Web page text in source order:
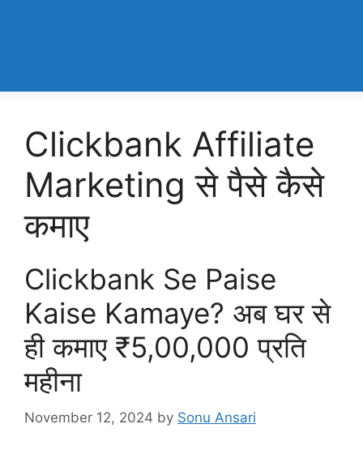
Clickbank Affiliate
Marketing से पैसे कैसे
कमाए
Clickbank Se Paise
Kaise Kamaye? अब घर से
ही कमाए ₹5,00,000 प्रति
महीना
November 12, 2024 by Sonu Ansari